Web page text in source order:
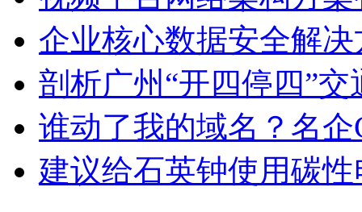
企业核心数据安全解决
剖析广州“开四停四”
谁动了我的域名？名
建议给石英钟使用碳性